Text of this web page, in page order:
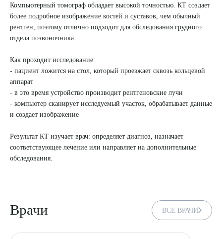
Правовая информация
Политика конфиденциальности
Инструментальная диагностика
Хирургический стационар
Подготовка к анализам
Подготовка к диагностике
ДМС
Акции
Филиалы
ЗАКАЗАТЬ ЗВОНОК
ЗАПИСЬ ОНЛАЙН
Компьютерный томограф обладает высокой точностью. КТ создает
более подробное изображение костей и суставов, чем обычный
рентген, поэтому отлично подходит для обследования грудного
отдела позвоночника.
Как проходит исследование:
- пациент ложится на стол, который проезжает сквозь кольцевой
аппарат
- в это время устройство производит рентгеновские лучи
- компьютер сканирует исследуемый участок, обрабатывает данные
и создает изображение
Результат КТ изучает врач: определяет диагноз, назначает
соответствующее лечение или направляет на дополнительные
обследования.
Врачи ВСЕ ВРАЧИ